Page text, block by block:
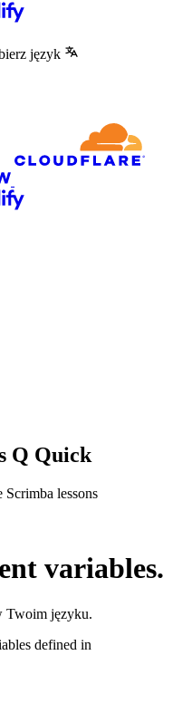
język
Q Quick
lessons
variables.
Twoim języku.
defined in